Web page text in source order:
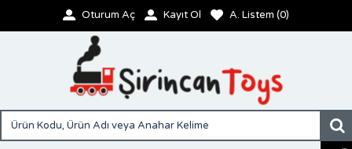
Oturum Aç Kayıt Ol A. Listem (0)